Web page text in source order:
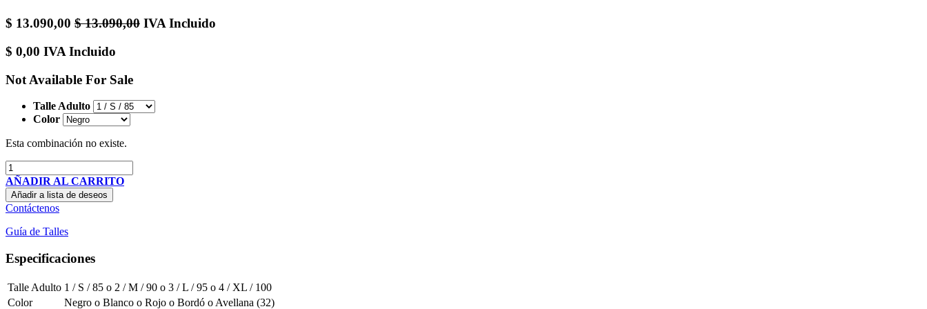
$ 13.090,00 $13.090,00 IVA Incluido
$ 0,00 IVA Incluido
Not Available For Sale
Talle Adulto
Color
Esta combinación no existe.
AÑADIR AL CARRITO
Añadir a lista de deseos
Contáctenos
Guía de Talles
Especificaciones
Talle Adulto 1 / S / 85 o 2 / M / 90 o 3 / L / 95 o 4 / XL / 100
Color
Negro o Blanco o Rojo o Bordó o Avellana (32)